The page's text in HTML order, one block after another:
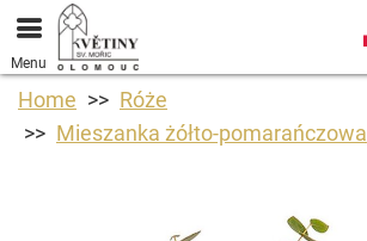
Menu
Home
Róże
Mieszanka żółto-pomarańczowa